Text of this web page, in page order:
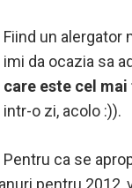
Fiind un alergator
imi da ocazia sa
care este cel
intr-o zi, acolo :)).
Pentru ca se
pentru